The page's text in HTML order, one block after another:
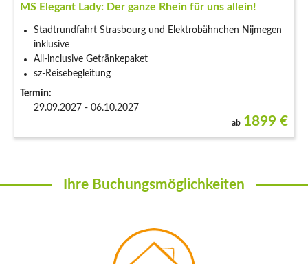
MS Elegant Lady: Der ganze Rhein für uns allein!
Stadtrundfahrt Strasbourg und Elektrobähnchen Nijmegen
inklusive
All-inclusive Getränkepaket
sz-Reisebegleitung
Termin:
29.09.2027 - 06.10.2027
ab 1899 €
Ihre Buchungsmöglichkeiten